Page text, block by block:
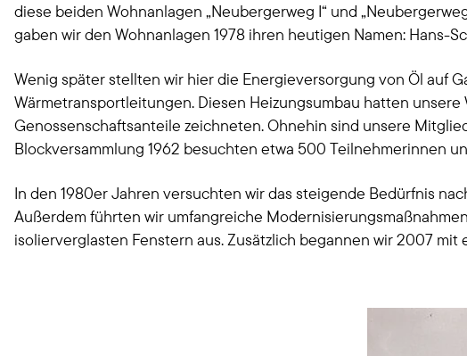
diese beiden Wohnanlagen „Neubergerweg I“ und
gaben wir den Wohnanlagen 1978 ihren heutigen Namen: Hans-
Wenig später stellten wir hier die Energieversorgung von Öl auf
Wärmetransportleitungen. Diesen Heizungsumbau hatten
Genossenschaftsanteile zeichneten. Ohnehin sind unsere
Blockversammlung 1962 besuchten etwa 500 Teilnehmerinnen
In den 1980er Jahren versuchten wir das steigende Bedürfnis
Außerdem führten wir umfangreiche
isolierverglasten Fenstern aus. Zusätzlich begannen wir 2007